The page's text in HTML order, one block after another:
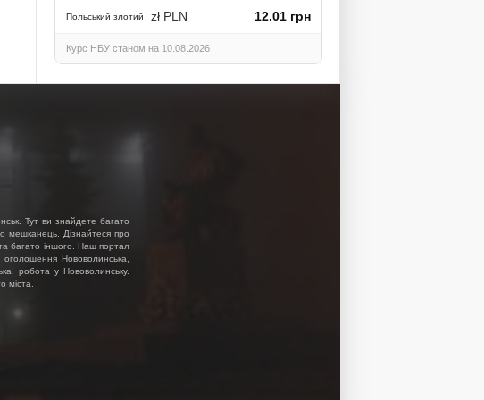
Польський злотий zł PLN 12.01 грн
Курс НБУ станом на 10.08.2026
Тут ви знайдете багато
мешканець. Дізнайтеся про
та багато іншого. Наш портал
Нововолинська,
робота у Нововолинську.
міста.